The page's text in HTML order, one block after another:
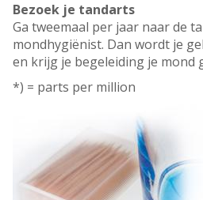
Bezoek je tandarts
Ga tweemaal per jaar naar de
mondhygiënist. Dan wordt je
en krijg je begeleiding je mond
*) = parts per million